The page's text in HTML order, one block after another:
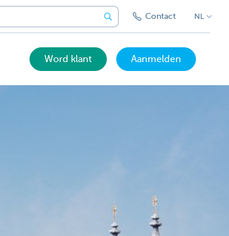
Contact NL
Word klant Aanmelden